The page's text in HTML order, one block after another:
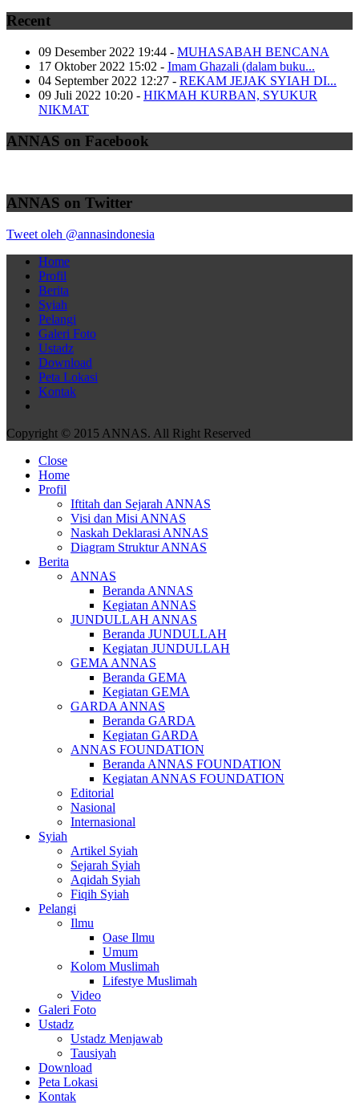
Recent
09 Desember 2022 19:44 - MUHASABAH BENCANA
17 Oktober 2022 15:02 - Imam Ghazali (dalam buku...
04 September 2022 12:27 - REKAM JEJAK SYIAH DI...
09 Juli 2022 10:20 - HIKMAH KURBAN, SYUKUR
NIKMAT
ANNAS on Facebook
ANNAS on Twitter
Tweet oleh @annasindonesia
Home
Profil
Berita
Syiah
Pelangi
Galeri Foto
Ustadz
Download
Peta Lokasi
Kontak
Copyright © 2015 ANNAS. All Right Reserved
Close
Home
Profil
Iftitah dan Sejarah ANNAS
Visi dan Misi ANNAS
Naskah Deklarasi ANNAS
Diagram Struktur ANNAS
Berita
ANNAS
Beranda ANNAS
Kegiatan ANNAS
JUNDULLAH ANNAS
Beranda JUNDULLAH
Kegiatan JUNDULLAH
GEMA ANNAS
Beranda GEMA
Kegiatan GEMA
GARDA ANNAS
Beranda GARDA
Kegiatan GARDA
ANNAS FOUNDATION
Beranda ANNAS FOUNDATION
Kegiatan ANNAS FOUNDATION
Editorial
Nasional
Internasional
Syiah
Artikel Syiah
Sejarah Syiah
Aqidah Syiah
Fiqih Syiah
Pelangi
Ilmu
Oase Ilmu
Umum
Kolom Muslimah
Lifestye Muslimah
Video
Galeri Foto
Ustadz
Ustadz Menjawab
Tausiyah
Download
Peta Lokasi
Kontak